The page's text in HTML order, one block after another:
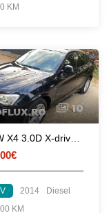
KM
10
2014
Diesel
KM